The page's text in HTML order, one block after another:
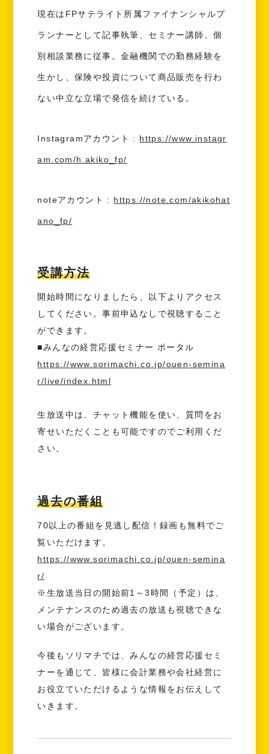
現在はFPサテライト所属ファイナンシャルプ
ランナーとして記事執筆、セミナー講師、個
別相談業務に従事。金融機関での勤務経験を
生かし、保険や投資について商品販売を行わ
ない中立な立場で発信を続けている。
Instagramアカウント : https://www.instagr
am.com/h.akiko_fp/
noteアカウント : https://note.com/akikohat
ano_fp/
受講方法
開始時間になりましたら、以下よりアクセス
してください。事前申込なしで視聴すること
ができます。
■みんなの経営応援セミナー ポータル
https://www.sorimachi.co.jp/ouen-semina
r/live/index.html
生放送中は、チャット機能を使い、質問をお
寄せいただくことも可能ですのでご利用くだ
さい。
過去の番組
70以上の番組を見逃し配信！録画も無料でご
覧いただけます。
https://www.sorimachi.co.jp/ouen-semina
r/
※生放送当日の開始前1～3時間（予定）は、
メンテナンスのため過去の放送も視聴できな
い場合がございます。
今後もソリマチでは、みんなの経営応援セミ
ナーを通じて、皆様に会計業務や会社経営に
お役立ていただけるような情報をお伝えして
いきます。